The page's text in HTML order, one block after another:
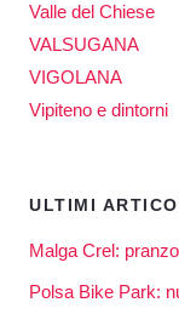
Valle del Chiese
VALSUGANA
VIGOLANA
Vipiteno e dintorni
ULTIMI
Malga Crel:
Polsa Bike Park: